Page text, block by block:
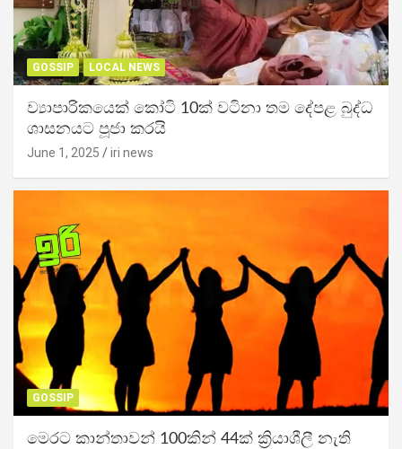
GOSSIP LOCAL NEWS
ව්‍යාපාරිකයෙක් කෝටි 10ක් වටිනා තම දේපළ බුද්ධ
ශාසනයට පූජා කරයි
June 1, 2025 iri news
GOSSIP
මෙරට කාන්තාවන් 100කින් 44ක් ක්‍රියාශීලී නැති